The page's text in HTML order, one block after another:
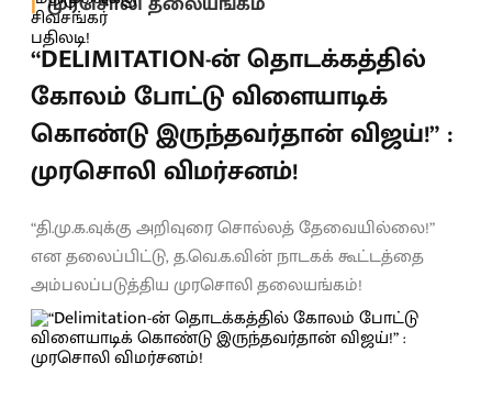
“DELIMITATION-ன் தொடக்கத்தில்
கோலம் போட்டு விளையாடிக்
கொண்டு இருந்தவர்தான் விஜய்!” :
முரசொலி விமர்சனம்!
“தி.மு.க.வுக்கு அறிவுரை சொல்லத் தேவையில்லை!”
என தலைப்பிட்டு, த.வெ.க.வின் நாடகக் கூட்டத்தை
அம்பலப்படுத்திய முரசொலி தலையங்கம்!